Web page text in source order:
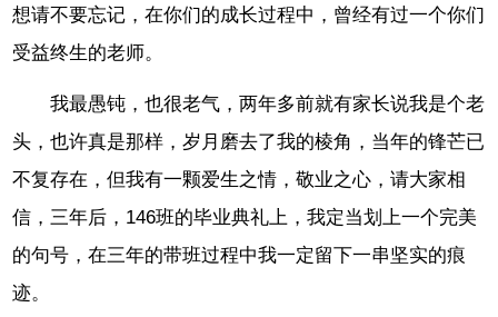
想请不要忘记，在你们的成长过程中，曾经有过一个你们
受益终生的老师。
我最愚钝，也很老气，两年多前就有家长说我是个老
头，也许真是那样，岁月磨去了我的棱角，当年的锋芒已
不复存在，但我有一颗爱生之情，敬业之心，请大家相
信，三年后，146班的毕业典礼上，我定当划上一个完美
的句号，在三年的带班过程中我一定留下一串坚实的痕
迹。